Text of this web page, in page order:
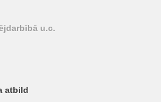
u.c.
atbild